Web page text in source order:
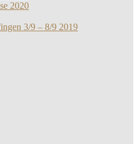
2020
3/9 – 8/9 2019